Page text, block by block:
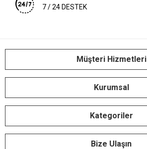
7 / 24 DESTEK
Müşteri Hizmetleri
Kurumsal
Kategoriler
Bize Ulaşın